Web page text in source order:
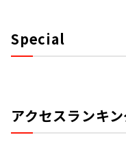
Special
アクセスランキ